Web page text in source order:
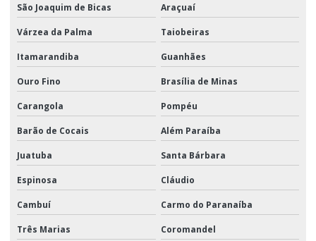
São Joaquim de Bicas Araçuaí
Várzea da Palma Taiobeiras
Itamarandiba Guanhães
Ouro Fino Brasília de Minas
Carangola Pompéu
Barão de Cocais Além Paraíba
Juatuba Santa Bárbara
Espinosa Cláudio
Cambuí Carmo do Paranaíba
Três Marias Coromandel